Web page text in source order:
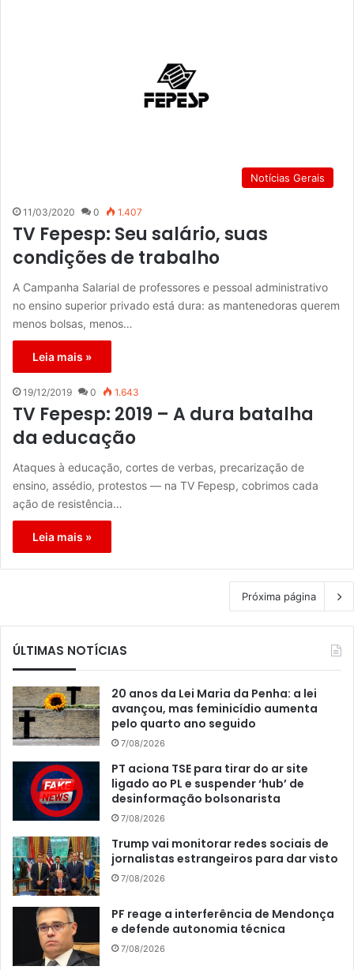
Notícias Gerais
11/03/2020 0 1.407
TV Fepesp: Seu salário, suas
condições de trabalho
A Campanha Salarial de professores e pessoal administrativo
no ensino superior privado está dura: as mantenedoras querem
menos bolsas, menos…
Leia mais »
19/12/2019 0 1.643
TV Fepesp: 2019 – A dura batalha
da educação
Ataques à educação, cortes de verbas, precarização de
ensino, assédio, protestos — na TV Fepesp, cobrimos cada
ação de resistência…
Leia mais »
Próxima página
ÚLTIMAS NOTÍCIAS
20 anos da Lei Maria da Penha: a lei
avançou, mas feminicídio aumenta
pelo quarto ano seguido
7/08/2026
PT aciona TSE para tirar do ar site
ligado ao PL e suspender ‘hub’ de
desinformação bolsonarista
7/08/2026
Trump vai monitorar redes sociais de
jornalistas estrangeiros para dar visto
7/08/2026
PF reage a interferência de Mendonça
e defende autonomia técnica
7/08/2026